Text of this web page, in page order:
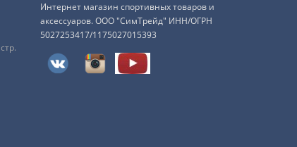
Интернет магазин спортивных товаров и
аксессуаров. ООО "СимТрейд" ИНН/ОГРН
5027253417/1175027015393